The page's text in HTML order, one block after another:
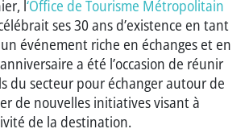
l‘Office de Tourisme Métropolitain
ses 30 ans d’existence en tant
un événement riche en échanges et en
a été l’occasion de réunir
du secteur pour échanger autour de
de nouvelles initiatives visant à
de la destination.